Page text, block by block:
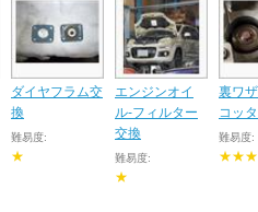
ダイヤフラム交
換
難易度:
★
エンジンオイ
ル-フィルター
交換
難易度:
★
裏ワ
コッ
難易度:
★★★